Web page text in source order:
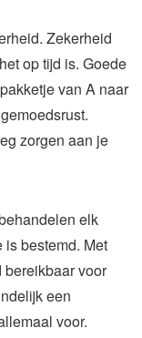
Zekerheid
op tijd is. Goede
van A naar
zorgen aan je
elk
bestemd. Met
bereikbaar voor
een
voor.